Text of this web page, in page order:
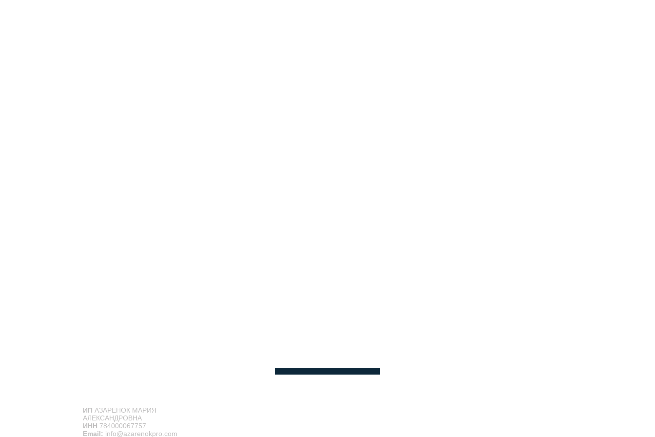
ИП АЗАРЕНОК МАРИЯ
АЛЕКСАНДРОВНА
ИНН 784000067757
Email: info@azarenokpro.com